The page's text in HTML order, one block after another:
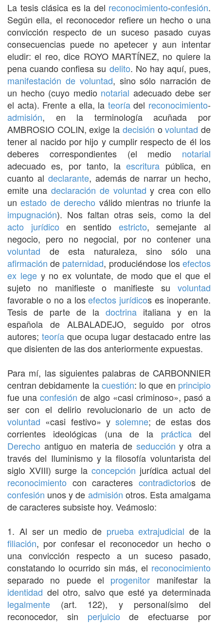
La tesis clásica es la del reconocimiento-confesión.
Según ella, el reconocedor refiere un hecho o una
convicción respecto de un suceso pasado cuyas
consecuencias puede no apetecer y aun intentar
eludir: el reo, dice ROYO MARTÍNEZ, no quiere la
pena cuando confiesa su delito. No hay aquí, pues,
manifestación de voluntad, sino sólo narración de
un hecho (cuyo medio notarial adecuado debe ser
el acta). Frente a ella, la teoríadel reconocimiento-
admisión, en la terminología acuñada por
AMBROSIO COLIN, exige la decisión ovoluntad de
tener al nacido por hijo y cumplir respecto de él los
deberes correspondientes (el medio notarial
adecuado es, por tanto, laescritura pública, en
cuanto al declarante, además de narrar un hecho,
emite una declaración de voluntad y crea con ello
unestado de derecho válido mientras no triunfe la
impugnación). Nos faltan otras seis, como la del
acto jurídico en sentido estricto, semejante al
negocio, pero no negocial, por no contener una
voluntad de esta naturaleza, sino sólo una
afirmación de paternidad, produciéndose losefectos
ex legey no ex voluntate, de modo que el que el
sujeto no manifieste o manifieste su voluntad
favorable o no a losefectos jurídicos es inoperante.
Tesis de parte de la doctrina italiana y en la
española de ALBALADEJO, seguido por otros
autores; teoríaque ocupa lugar destacado entre las
que disienten de las dos anteriormente expuestas.
Para mí, las siguientes palabras de CARBONNIER
centran debidamente lacuestión: lo que en principio
fue unaconfesión de algo «casi criminoso», pasó a
ser con el delirio revolucionario de un acto de
voluntad «casi festivo» ysolemne; de estas dos
corrientes ideológicas (una de la prácticadel
Derecho antiguo en materia de seducción y otra a
través del Iluminismo y la filosofía voluntarista del
siglo XVIII) surge la concepción jurídica actual del
reconocimiento con caracteres contradictorios de
confesión unos y de admisión otros. Esta amalgama
de caracteres subsiste hoy. Veámoslo:
1. Al ser un medio de prueba extrajudicial de la
filiación, por confesar el reconocedor un hecho o
una convicción respecto a un suceso pasado,
constatando lo ocurrido sin más, el reconocimiento
separado no puede el progenitor manifestar la
identidad del otro, salvo que esté ya determinada
legalmente (art. 122), y personalísimo del
reconocedor, sin perjuicio de efectuarse por